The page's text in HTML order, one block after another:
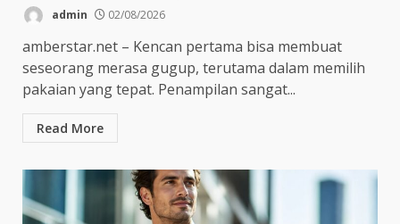
admin 02/08/2026
amberstar.net – Kencan pertama bisa membuat
seseorang merasa gugup, terutama dalam memilih
pakaian yang tepat. Penampilan sangat...
Read More